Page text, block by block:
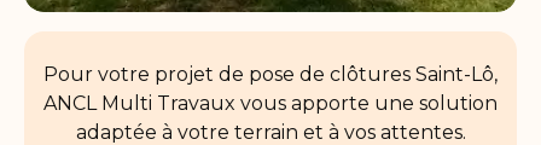
Pour votre projet de pose de clôtures Saint-Lô,
ANCL Multi Travaux vous apporte une solution
adaptée à votre terrain et à vos attentes.